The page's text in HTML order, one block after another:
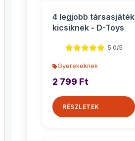
4 legjobb társasjáték
kicsiknek - D-Toys
5.0/5
Gyerekeknek
2 799 Ft
RÉSZLETEK